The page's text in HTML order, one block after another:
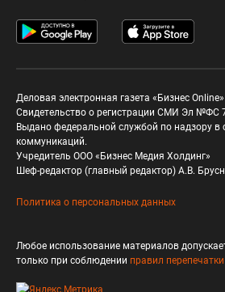
Деловая электронная газета «Бизнес
Свидетельство о регистрации СМИ Эл №ФС
Выдано федеральной службой по надзору в
коммуникаций.
Учредитель ООО «Бизнес Медия Холдинг»
Шеф-редактор (главный редактор) А.В.
Политика о персональных данных
Любое использование материалов
только при соблюдении правил перепечатки